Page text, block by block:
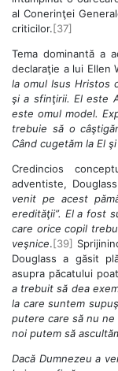
al Conerinţei
criticilor.[37]
Tema dominantă a
declaraţie a lui Ellen
la omul Isus Hristos
şi a sfinţirii. El este
este omul model.
trebuie să o
Când cugetăm la El
Credincios
adventiste,
venit pe acest
eredităţii”. El a fost
care orice copil
veşnice.[39]
Douglass a găsit
asupra păcatului
a trebuit să dea
la care suntem
putere care să nu
noi putem să
Dacă Dumnezeu a